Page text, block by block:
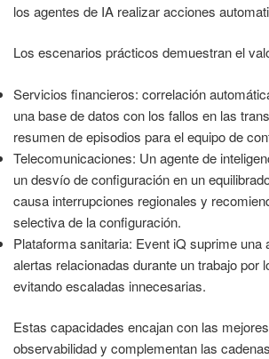
los agentes de IA realizar acciones
Los escenarios prácticos demuestran el
Servicios financieros: correlación
una base de datos con los fallos en las
resumen de episodios para el equipo de
Telecomunicaciones: Un agente de
un desvío de configuración en un
causa interrupciones regionales y
selectiva de la configuración.
Plataforma sanitaria: Event iQ suprime una
alertas relacionadas durante un trabajo por
evitando escaladas innecesarias.
Estas capacidades encajan con las
observabilidad y complementan las